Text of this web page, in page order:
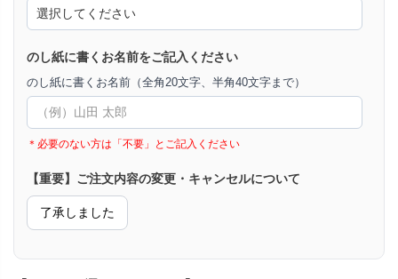
のし紙に書くお名前をご記入ください
のし紙に書くお名前（全角20文字、半角40文字まで）
＊必要のない方は「不要」とご記入ください
【重要】ご注文内容の変更・キャンセルについて
了承しました